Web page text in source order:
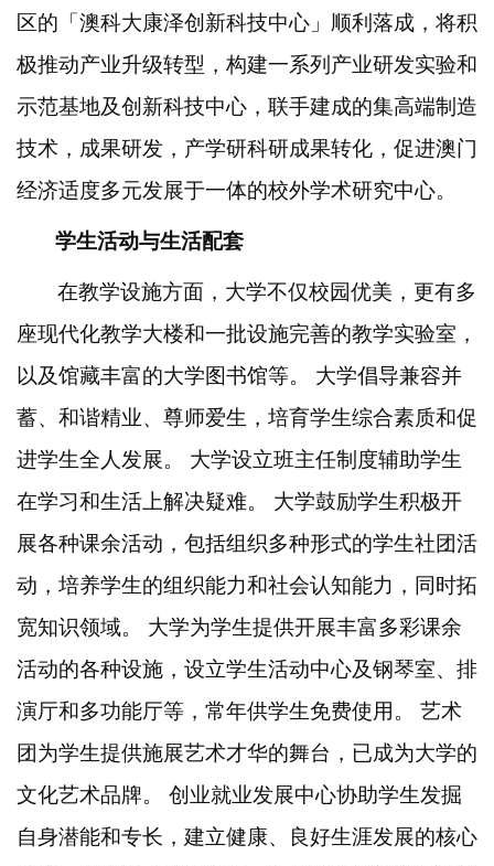
区的「澳科大康泽创新科技中心」顺利落成，将积
极推动产业升级转型，构建一系列产业研发实验和
示范基地及创新科技中心，联手建成的集高端制造
技术，成果研发，产学研科研成果转化，促进澳门
经济适度多元发展于一体的校外学术研究中心。
学生活动与生活配套
在教学设施方面，大学不仅校园优美，更有多
座现代化教学大楼和一批设施完善的教学实验室，
以及馆藏丰富的大学图书馆等。
大学倡导兼容并
蓄、和谐精业、尊师爱生，培育学生综合素质和促
进学生全人发展。
大学设立班主任制度辅助学生
在学习和生活上解决疑难。
大学鼓励学生积极开
展各种课余活动，包括组织多种形式的学生社团活
动，培养学生的组织能力和社会认知能力，同时拓
宽知识领域。
大学为学生提供开展丰富多彩课余
活动的各种设施，设立学生活动中心及钢琴室、排
演厅和多功能厅等，常年供学生免费使用。
艺术
团为学生提供施展艺术才华的舞台，已成为大学的
文化艺术品牌。
创业就业发展中心协助学生发掘
自身潜能和专长，建立健康、良好生涯发展的核心